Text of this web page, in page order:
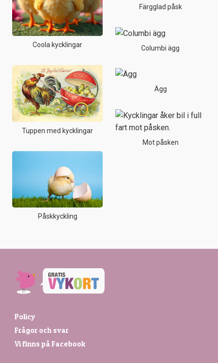
Coola kycklingar
Tuppen med kycklingar
Påskkyckling
Färgglad påsk
Columbi ägg
Ägg
Mot påsken
Policy
Frågor och svar
Vi finns på Facebook